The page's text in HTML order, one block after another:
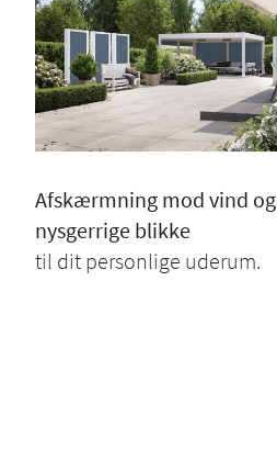
Afskærmning mod vind og
nysgerrige blikke
til dit personlige uderum.